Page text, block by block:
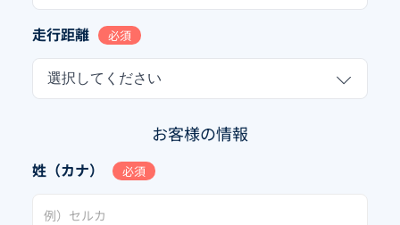
走行距離 必須
選択してください
お客様の情報
姓（カナ） 必須